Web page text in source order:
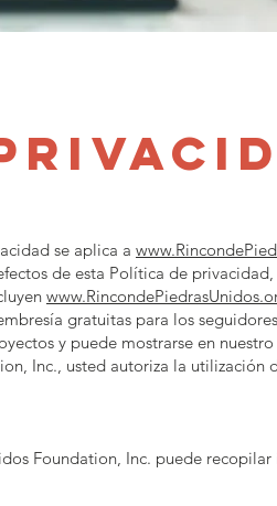
se aplica a
de esta Política de
gratuitas para los
y puede mostrarse en
Inc., usted autoriza la utilización
Foundation, Inc. puede